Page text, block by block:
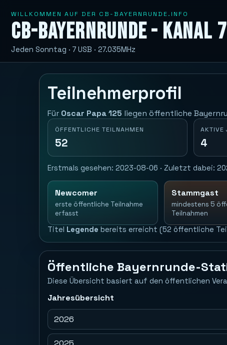
WILLKOMMEN AUF DER CB-BAYERNRUNDE.INFO
CB-Bayernrunde - Kanal 7
Jeden Sonntag · 7 USB · 27.035MHz
Teilnehmerprofil
Für Oscar Papa 125 liegen öffentliche
ÖFFENTLICHE TEILNAHMEN
52
AKTIVE
4
Erstmals gesehen: 2023-08-06 · Zuletzt dabei:
Newcomer
erste öffentliche Teilnahme
erfasst
Stammgast
mindestens 5
Teilnahmen
Titel Legende bereits erreicht (52 öffentliche
Öffentliche Bayernrunde-
Diese Übersicht basiert auf den öffentlichen
Jahresübersicht
2026